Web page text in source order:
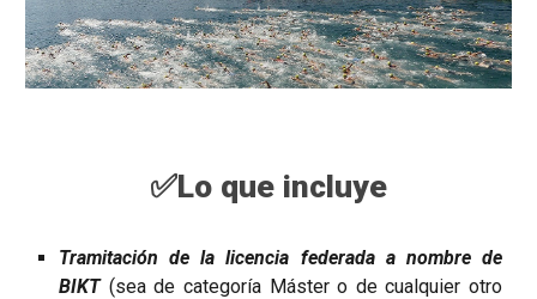
✅Lo que incluye
Tramitación de la licencia federada a nombre de
BIKT(sea de categoría Máster o de cualquier otro